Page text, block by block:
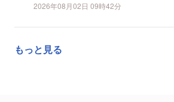
2026年08月02日 09時42分
もっと見る